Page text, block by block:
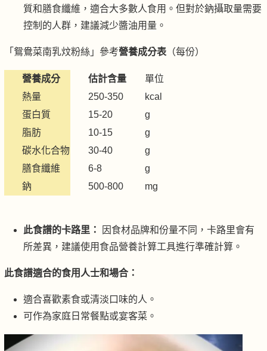
質和膳食纖維，適合大多數人食用。但對於鈉攝取量需要
控制的人群，建議減少醬油用量。
「鴛鴦菜南乳炆粉絲」參考營養成分表（每份）
營養成分 估計含量
單位
熱量
250-350
kcal
蛋白質
15-20
g
脂肪
10-15
g
碳水化合物
30-40
g
膳食纖維
6-8
g
鈉
500-800 mg
此食譜的卡路里：
因食材品牌和份量不同，卡路里會有
所差異，建議使用食品營養計算工具進行準確計算。
此食譜適合的食用人士和場合：
適合喜歡素食或清淡口味的人。
可作為家庭日常餐點或宴客菜。